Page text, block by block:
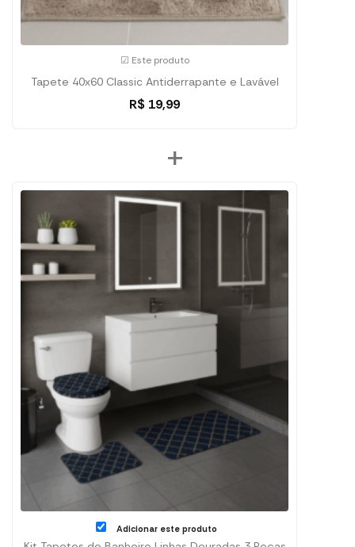
☑ Este produto
Tapete 40x60 Classic Antiderrapante e Lavável
R$ 19,99
+
Adicionar este produto